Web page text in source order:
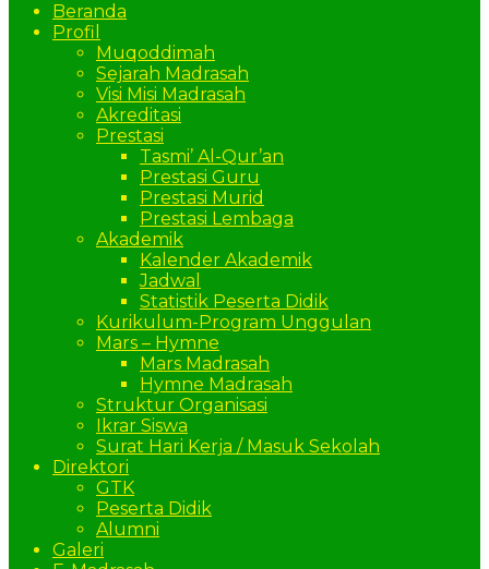
Beranda
Profil
Muqoddimah
Sejarah Madrasah
Visi Misi Madrasah
Akreditasi
Prestasi
Tasmi’ Al-Qur’an
Prestasi Guru
Prestasi Murid
Prestasi Lembaga
Akademik
Kalender Akademik
Jadwal
Statistik Peserta Didik
Kurikulum-Program Unggulan
Mars – Hymne
Mars Madrasah
Hymne Madrasah
Struktur Organisasi
Ikrar Siswa
Surat Hari Kerja / Masuk Sekolah
Direktori
GTK
Peserta Didik
Alumni
Galeri